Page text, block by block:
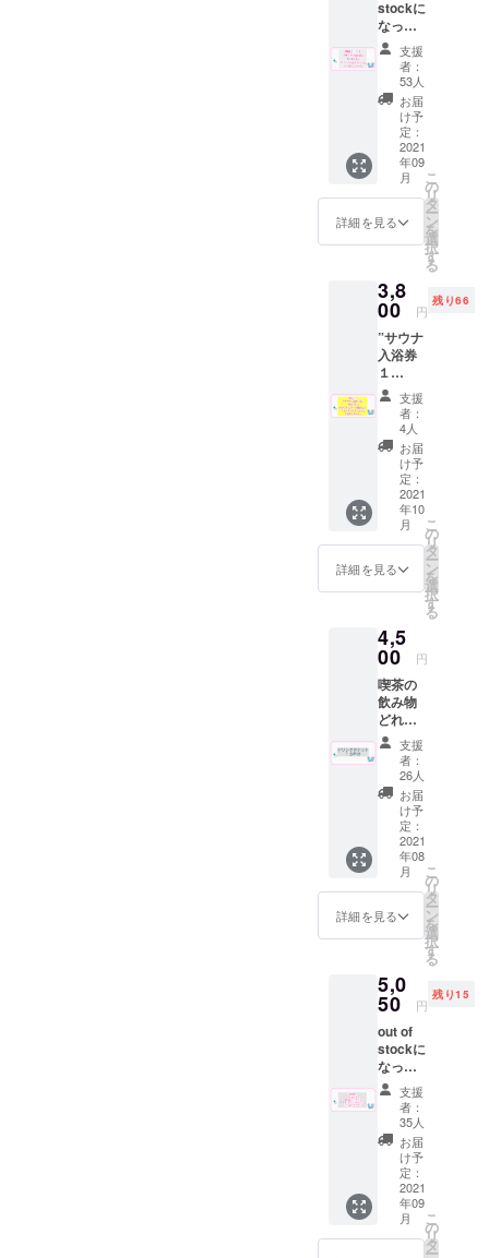
自身で
してい
ただけ
ます。
物にな
りま
す。 ※
ドリン
ク券は
過去に
使用し
てい
た”サウ
ナ100円
引き
券”を代
用致し
※ドリン
アル
コール
（使用
時に喫
茶での
酒類の
販売が
可能の
場合）
但し未
成年の
方はソ
フトド
リンク
ご注文
に限り
限2022
年９月
末 ※送
料はプ
ロジェ
クト
オー
ナー負
担とな
りま
す。
stockに
なって
いたこ
ちらの
プラン
を追加
致しま
した。
リター
ン品の
内容は
同じで
す。 ”サ
ウナ入
浴券１
てぬぐ
い”と”
ドリン
ク券１
枚”と"
ポスト
カー
ド"を同
封して
お送り
させて
頂きま
す。 ※
ドリン
ク券は
過去に
使用し
ナ100円
引き
券”を代
用致し
ます。
※ドリン
ク券は
アル
コール
も可
（使用
時に喫
茶での
酒類の
販売が
可能の
場合）
但し未
リンク
のみの
に限り
ます。
※ステッ
カーは
十條湯
ロゴの
物にな
りま
す。 ※
有効期
限2022
年９月
支援
者：
53人
お届
け予
定：
2021
年09
月
詳細を見る
こ
の
リ
タ
ー
ン
を
選
択
す
る
3,8
00 円
残り66
”サウナ
入浴券
１
枚”と”
てぬぐ
い”と”
ドリン
ク券１
枚”と"
ポスト
カー
ド"を同
封して
お送り
させて
頂きま
ドリン
ク券は
過去に
使用し
てい
た”サウ
ナ100円
引き
券”を代
用致し
ます。
※ドリン
ク券は
アル
コール
も可
（使用
販売が
可能の
場合）
但し未
成年の
方はソ
フトド
リンク
のみの
ご注文
に限り
ます。
※有効期
限2022
年９月
末 ※送
支援
者：
4人
お届
け予
定：
2021
年10
月
詳細を見る
こ
の
リ
タ
ー
ン
を
選
択
す
る
4,5
00 円
喫茶の
飲み物
どれで
も１３
杯の回
数券を
送らせ
て頂き
ます。
※ドリン
ク券は
過去に
使用し
てい
た”サウ
ナ100円
券”を代
用して
頂きま
す。 ※
ドリン
ク券は
アル
コール
も可
（使用
時に喫
茶での
酒類の
販売が
可能の
場合）
支援
者：
26人
お届
け予
定：
2021
年08
月
詳細を見る
こ
の
リ
タ
ー
ン
を
選
択
す
る
5,0
50 円
残り15
out of
stockに
なって
いたこ
ちらの
プラン
を追加
致しま
した。
リター
ン品の
内容は
同じで
支援
者：
35人
お届
け予
定：
2021
年09
月
こ
の
リ
タ
ー